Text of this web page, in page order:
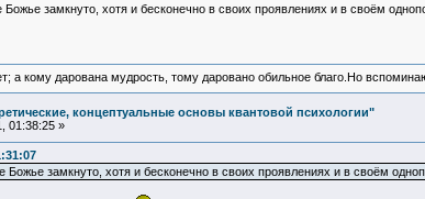
замкнуто, хотя и бесконечно в своих проявлениях и в своём
а кому дарована мудрость, тому даровано обильное благо.Но
концептуальные основы квантовой психологии"
01:38:25 »
замкнуто, хотя и бесконечно в своих проявлениях и в своём